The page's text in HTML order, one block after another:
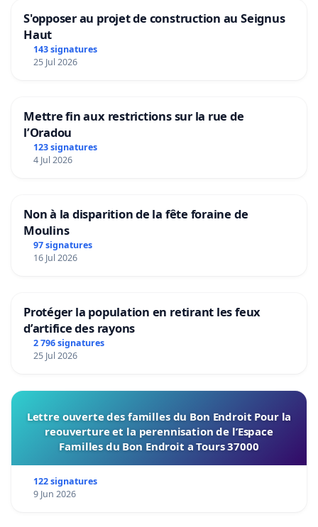
S'opposer au projet de construction au Seignus
Haut
143 signatures
25 Jul 2026
Mettre fin aux restrictions sur la rue de
l’Oradou
123 signatures
4 Jul 2026
Non à la disparition de la fête foraine de
Moulins
97 signatures
16 Jul 2026
Protéger la population en retirant les feux
d’artifice des rayons
2 796 signatures
25 Jul 2026
Lettre ouverte des familles du Bon Endroit Pour la
reouverture et la perennisation de l’Espace
Familles du Bon Endroit a Tours 37000
122 signatures
9 Jun 2026